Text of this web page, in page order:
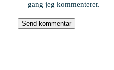
gang jeg kommenterer.